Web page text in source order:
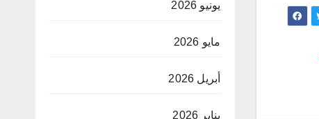
يونيو 2026
مايو 2026
أبريل 2026
يناير 2026